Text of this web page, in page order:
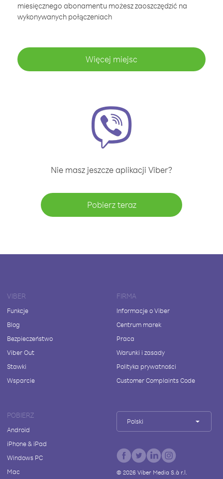
miesięcznego abonamentu możesz zaoszczędzić na
wykonywanych połączeniach
Więcej miejsc
Nie masz jeszcze aplikacji Viber?
Pobierz teraz
VIBER
Funkcje
Blog
Bezpieczeństwo
Viber Out
Stawki
Wsparcie
FIRMA
Informacje o Viber
Centrum marek
Praca
Warunki i zasady
Polityka prywatności
Customer Complaints Code
POBIERZ
Android
iPhone & iPad
Windows PC
Mac
Polski
© 2026Viber Media S.à r.l.